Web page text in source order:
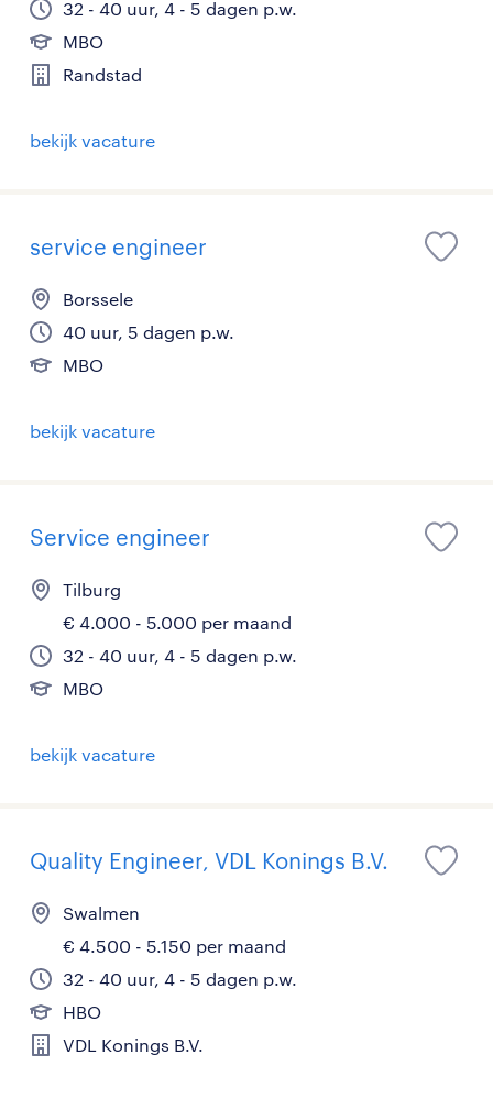
32 - 40 uur, 4 - 5 dagen p.w.
MBO
Randstad
bekijk vacature
service engineer
Borssele
40 uur, 5 dagen p.w.
MBO
bekijk vacature
Service engineer
Tilburg
€ 4.000 - 5.000 per maand
32 - 40 uur, 4 - 5 dagen p.w.
MBO
bekijk vacature
Quality Engineer, VDL Konings B.V.
Swalmen
€ 4.500 - 5.150 per maand
32 - 40 uur, 4 - 5 dagen p.w.
HBO
VDL Konings B.V.